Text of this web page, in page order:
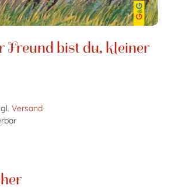
Freund bist du, kleiner
Versand